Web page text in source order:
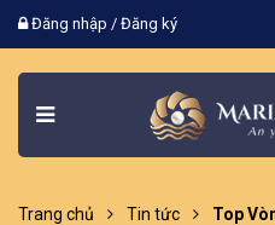
Đăng nhập / Đăng ký
Trang chủ Tin tức Top